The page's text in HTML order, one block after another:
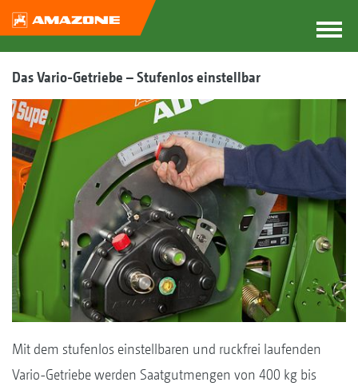
Das Vario-Getriebe – Stufenlos einstellbar
Mit dem stufenlos einstellbaren und ruckfrei laufenden
Vario-Getriebe werden Saatgutmengen von 400 kg bis